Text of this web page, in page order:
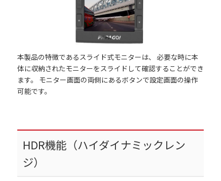
本製品の特徴であるスライド式モニターは、 必要な時に本
体に収納されたモニターをスライドして確認することができ
ます。 モニター画面の両側にあるボタンで設定画面の操作
可能です。
HDR機能（ハイダイナミックレン
ジ）